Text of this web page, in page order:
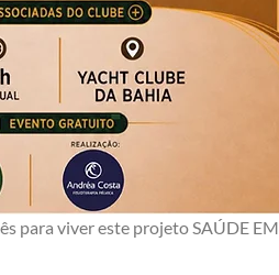
para viver este projeto SAÚDE EM